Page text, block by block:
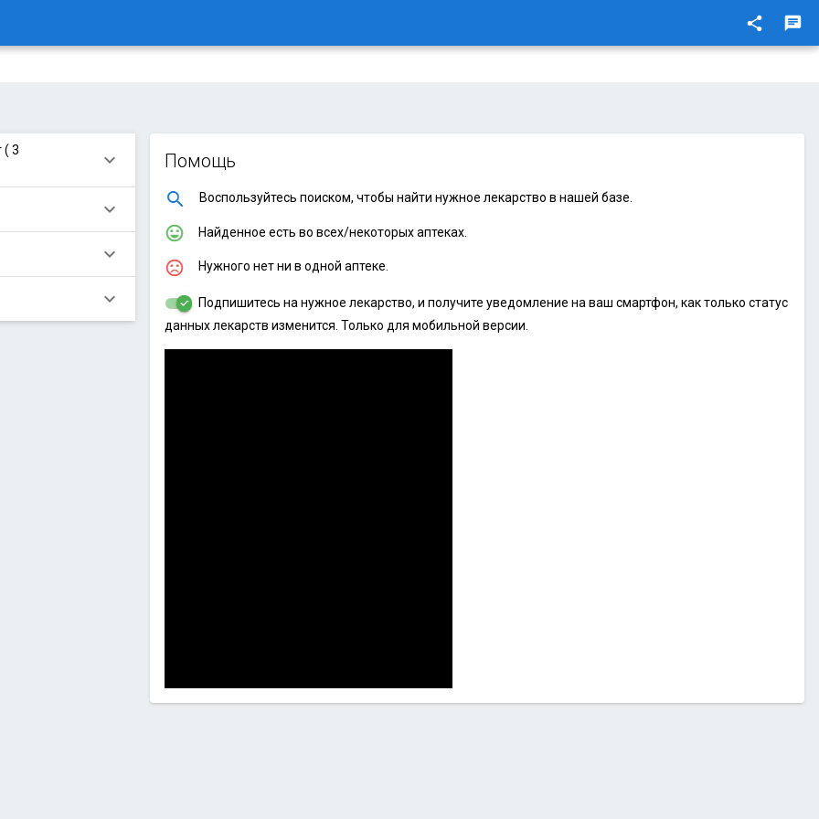
share chat
( 3
keyboard_arrow_down
keyboard_arrow_down
keyboard_arrow_down
keyboard_arrow_down
Помощь
Воспользуйтесь поиском, чтобы найти нужное лекарство в нашей базе.
Найденное есть во всех/некоторых аптеках.
Нужного нет ни в одной аптеке.
Подпишитесь на нужное лекарство, и получите уведомление на ваш смартфон, как только статус
данных лекарств изменится. Только для мобильной версии.